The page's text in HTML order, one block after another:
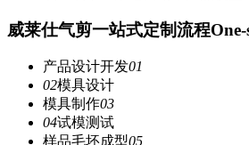
威莱仕气剪一站式定制流程
产品设计开发01
02模具设计
模具制作03
04试模测试
样品毛坯成型05